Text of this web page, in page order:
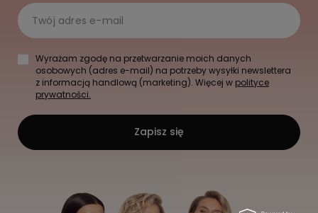
Twój adres e-mail
Wyrażam zgodę na przetwarzanie moich danych
osobowych (adres e-mail) na potrzeby wysyłki newslettera
z informacją handlową (marketing). Więcej w polityce
prywatności.
Zapisz się